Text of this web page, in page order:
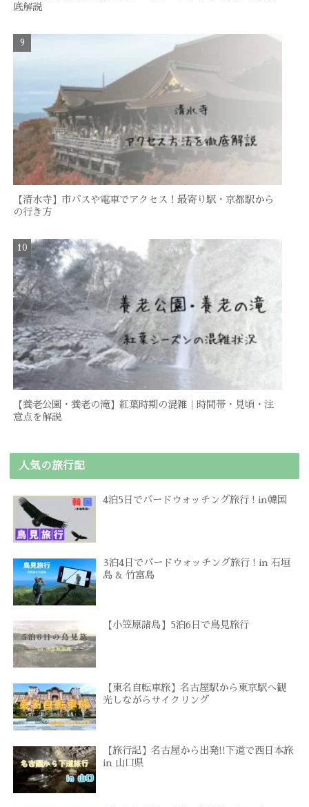
底解説
【清水寺】市バスや電車でアクセス！最寄り駅・京都駅から
の行き方
【養老公園・養老の滝】紅葉時期の混雑｜時間帯・見頃・注
意点を解説
人気の旅行記
4泊5日でバードウォッチング旅行 ! in韓国
3泊4日でバードウォッチング旅行 ! in 石垣
島 & 竹富島
【小笠原諸島】5泊6日で鳥見旅行
【東名自転車旅】名古屋駅から東京駅へ観
光しながらサイクリング
【旅行記】名古屋から出発!!下道で西日本旅
in 山口県